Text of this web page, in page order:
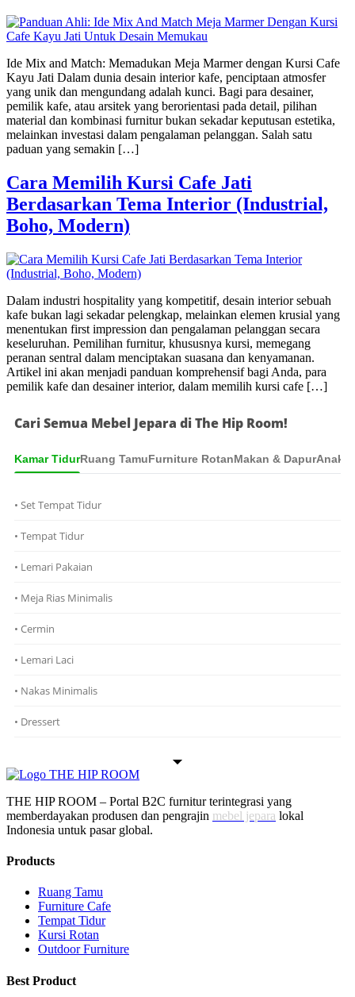
Ide Mix and Match: Memadukan Meja Marmer dengan Kursi Cafe
Kayu Jati Dalam dunia desain interior kafe, penciptaan atmosfer
yang unik dan mengundang adalah kunci. Bagi para desainer,
pemilik kafe, atau arsitek yang berorientasi pada detail, pilihan
material dan kombinasi furnitur bukan sekadar keputusan estetika,
melainkan investasi dalam pengalaman pelanggan. Salah satu
paduan yang semakin […]
Cara Memilih Kursi Cafe Jati
Berdasarkan Tema Interior (Industrial,
Boho, Modern)
Dalam industri hospitality yang kompetitif, desain interior sebuah
kafe bukan lagi sekadar pelengkap, melainkan elemen krusial yang
menentukan first impression dan pengalaman pelanggan secara
keseluruhan. Pemilihan furnitur, khususnya kursi, memegang
peranan sentral dalam menciptakan suasana dan kenyamanan.
Artikel ini akan menjadi panduan komprehensif bagi Anda, para
pemilik kafe dan desainer interior, dalam memilih kursi cafe […]
Cari Semua Mebel Jepara di The Hip Room!
Kamar TidurRuang TamuFurniture RotanMakan & DapurAnak
• Set Tempat Tidur
• Tempat Tidur
• Lemari Pakaian
• Meja Rias Minimalis
• Cermin
• Lemari Laci
• Nakas Minimalis
• Dressert
THE HIP ROOM – Portal B2C furnitur terintegrasi yang
memberdayakan produsen dan pengrajin mebel jepara lokal
Indonesia untuk pasar global.
Products
Ruang Tamu
Furniture Cafe
Tempat Tidur
Kursi Rotan
Outdoor Furniture
Best Product